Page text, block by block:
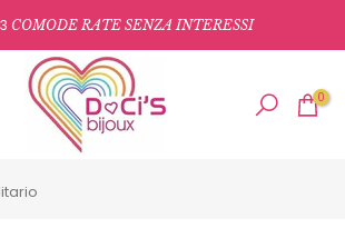
3 COMODE RATE SENZA INTERESSI
0